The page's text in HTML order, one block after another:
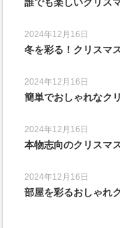
2024年12月16日
冬を彩る！クリスマ
2024年12月16日
簡単でおしゃれなク
2024年12月16日
本物志向のクリスマ
2024年12月16日
部屋を彩るおしゃれ